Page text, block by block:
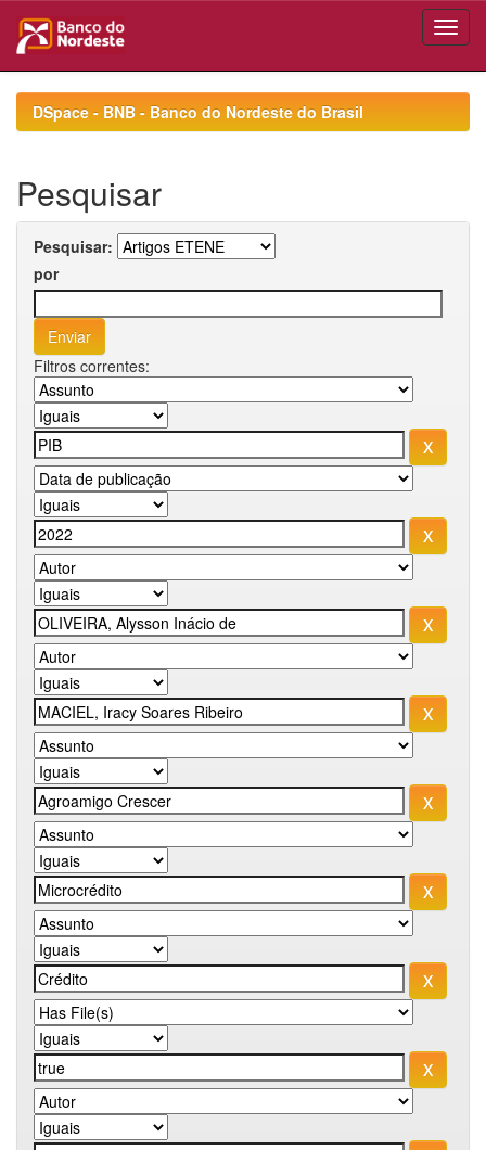
navigationDSpace - BNB - Banco do Nordeste do Brasil
Pesquisar
Pesquisar:
por
Filtros correntes: